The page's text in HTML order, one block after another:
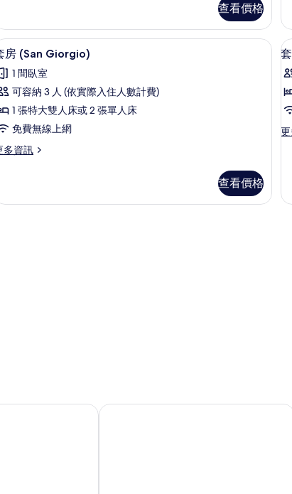
有
查看價格
所
套
房
詳
情
你吧、客房內保險箱
Giorgio)
相
套房 (San Giorgio) | 低過敏寢具、羽
11
房 (San Giorgio)
1 間臥室
可容納 3 人 (依實際入住人數計費)
1 張特大雙人床或 2 張單人床
免費無線上網
多資訊
查看價格
顯
套
相
更
的
詳
被、迷你吧、客房內保險箱
八波托菲諾飯店